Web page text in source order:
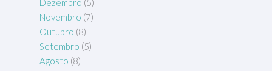
Dezembro (5)
Novembro (7)
Outubro (8)
Setembro (5)
Agosto (8)